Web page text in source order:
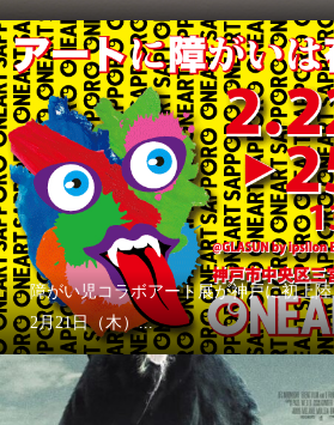
障がい児コラボアート展が神戸に初上
2月21日（木）...